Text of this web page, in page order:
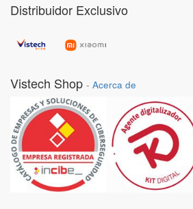
Distribuidor Exclusivo
Vistech Shop - Acerca de